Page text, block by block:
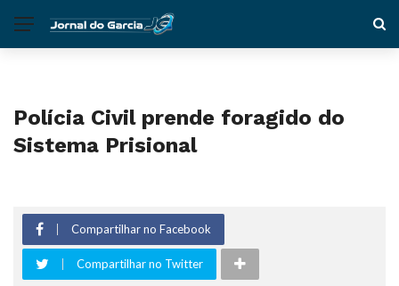
Polícia Civil prende foragido do
Sistema Prisional
Compartilhar no Facebook
Compartilhar no Twitter